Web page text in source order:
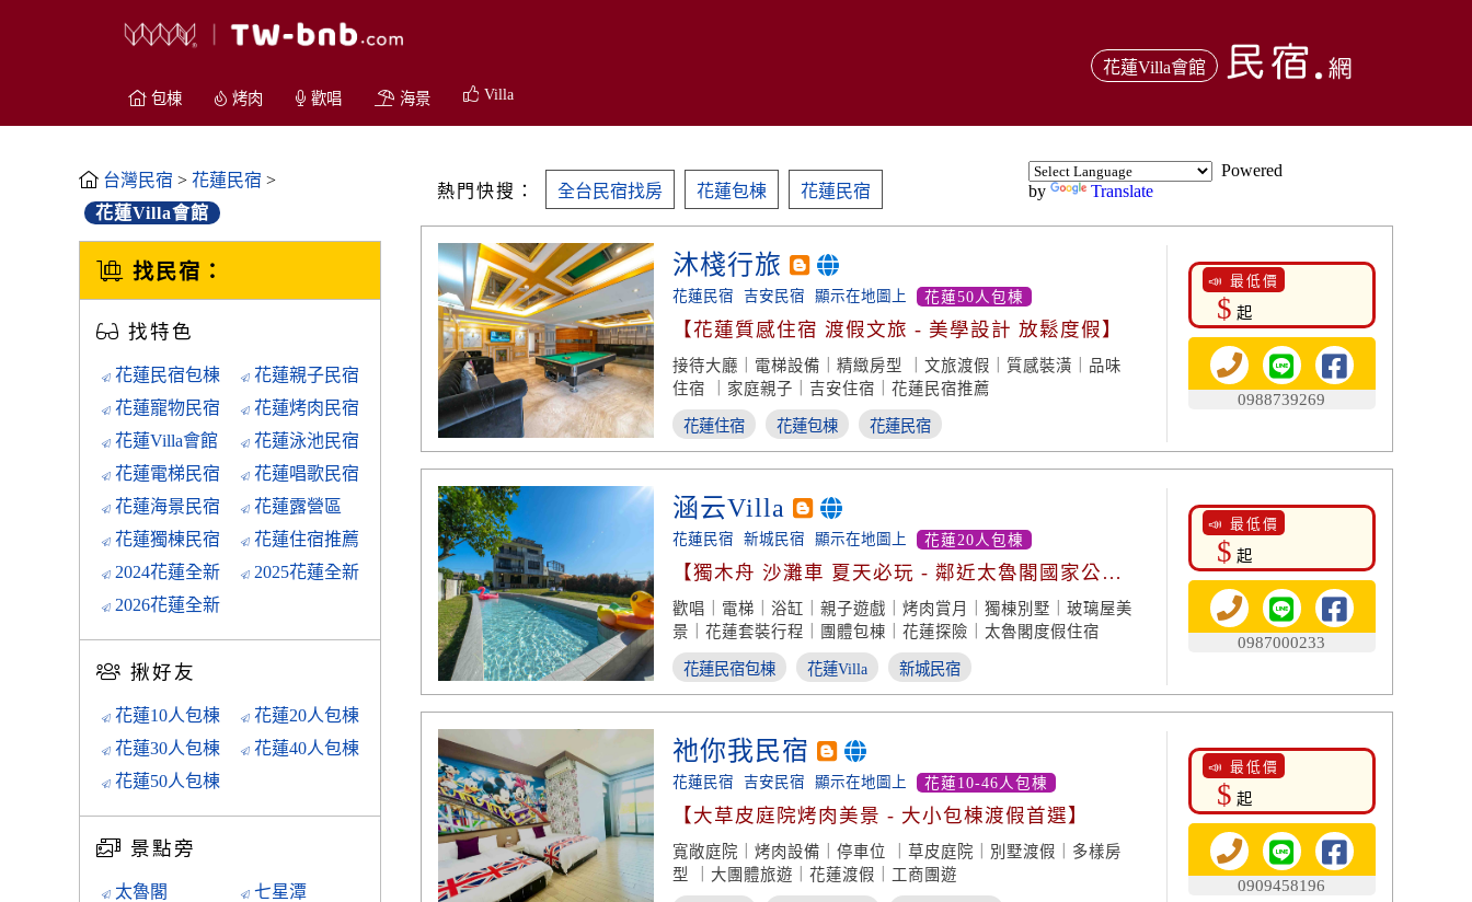
包棟 烤肉 歡唱 海景 Villa
花蓮Villa會館
台灣民宿 > 花蓮民宿 >
花蓮Villa會館
找民宿：
找特色
花蓮民宿包棟
花蓮親子民宿
花蓮寵物民宿
花蓮烤肉民宿
花蓮Villa會館
花蓮泳池民宿
花蓮電梯民宿
花蓮唱歌民宿
花蓮海景民宿
花蓮露營區
花蓮獨棟民宿
花蓮住宿推薦
2024花蓮全新
2025花蓮全新
2026花蓮全新
揪好友
花蓮10人包棟
花蓮20人包棟
花蓮30人包棟
花蓮40人包棟
花蓮50人包棟
景點旁
太魯閣
七星潭
熱門快搜： 全台民宿找房 花蓮包棟 花蓮民宿
Powered
by
Translate
沐棧行旅
花蓮民宿 吉安民宿 顯示在地圖上 花蓮50人包棟
【花蓮質感住宿 渡假文旅 - 美學設計 放鬆度假】
接待大廳｜電梯設備｜精緻房型 ｜文旅渡假｜質感裝潢｜品味
住宿 ｜家庭親子｜吉安住宿｜花蓮民宿推薦
花蓮住宿 花蓮包棟 花蓮民宿
📣 最低價
$ 起
0988739269
涵云Villa
花蓮民宿 新城民宿 顯示在地圖上 花蓮20人包棟
【獨木舟 沙灘車 夏天必玩 - 鄰近太魯閣國家公
園】
歡唱｜電梯｜浴缸｜親子遊戲｜烤肉賞月｜獨棟別墅｜玻璃屋美
景｜花蓮套裝行程｜團體包棟｜花蓮探險｜太魯閣度假住宿
花蓮民宿包棟 花蓮Villa 新城民宿
📣 最低價
$ 起
0987000233
祂你我民宿
花蓮民宿 吉安民宿 顯示在地圖上 花蓮10-46人包棟
【大草皮庭院烤肉美景 - 大小包棟渡假首選】
寬敞庭院｜烤肉設備｜停車位 ｜草皮庭院｜別墅渡假｜多樣房
型 ｜大團體旅遊｜花蓮渡假｜工商團遊
📣 最低價
$ 起
0909458196